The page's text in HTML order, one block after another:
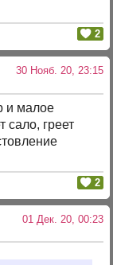
2
30 Нояб. 20, 23:15
и малое
сало, греет
2
01 Дек. 20, 00:23